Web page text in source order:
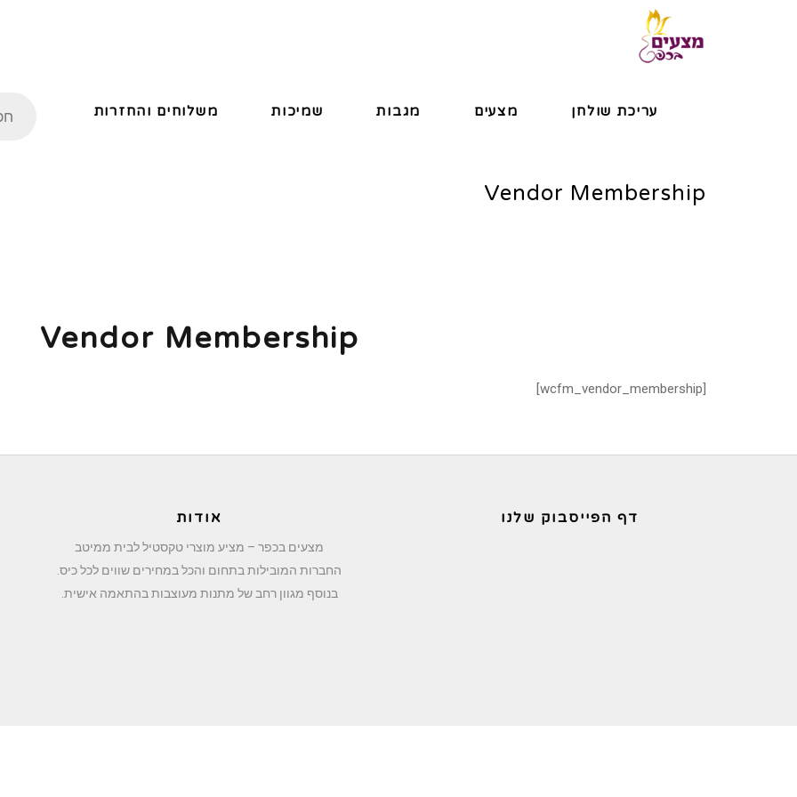
עריכת שולחן מצעים מגבות שמיכות משלוחים והחזרות
Vendor Membership
Vendor Membership
[wcfm_vendor_membership]
דף הפייסבוק שלנו אודות
מצעים בכפר – מציע מוצרי טקסטיל לבית ממיטב
החברות המובילות בתחום והכל במחירים שווים לכל כיס.
בנוסף מגוון רחב של מתנות מעוצבות בהתאמה אישית.